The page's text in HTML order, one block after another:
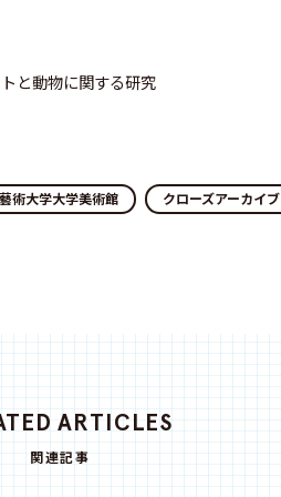
と動物に関する研究
術大学大学美術館 クローズアーカイブ
ARTICLES
関連記事